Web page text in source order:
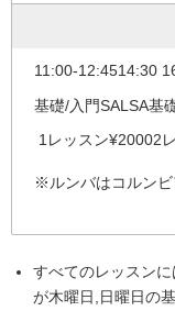
11:00-12:4514:30
基礎/入門SALSA基
1レッスン¥20002
※ルンバはコルンビ
すべてのレッスンに
が木曜日,日曜日の